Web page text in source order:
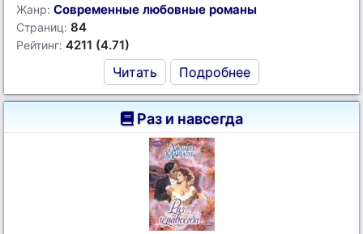
Жанр: Современные любовные романы
Страниц: 84
Рейтинг: 4211 (4.71)
Читать Подробнее
Раз и навсегда